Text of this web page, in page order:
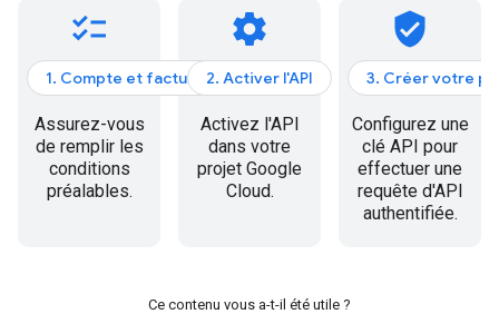
checklist
1. Compte et facturation
Assurez-vous
de remplir les
conditions
préalables.
settings
2. Activer l'API
Activez l'API
dans votre
projet Google
Cloud.
verified_user
3. Créer votre
Configurez une
clé API pour
effectuer une
requête d'API
authentifiée.
Ce contenu vous a-t-il été utile ?